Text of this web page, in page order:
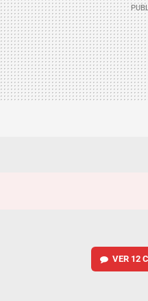
VER 12